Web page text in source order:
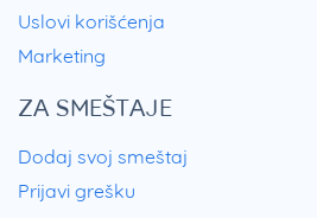
Uslovi korišćenja
Marketing
ZA SMEŠTAJE
Dodaj svoj smeštaj
Prijavi grešku